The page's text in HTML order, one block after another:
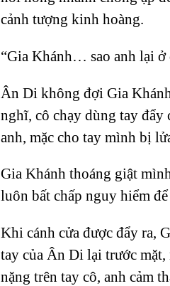
cảnh tượng kinh hoàng.
“Gia Khánh… sao anh lại ở
Ân Di không đợi Gia
nghĩ, cô chạy dùng tay đẩy
anh, mặc cho tay mình bị
Gia Khánh thoáng giật
luôn bất chấp nguy hiểm
Khi cánh cửa được đẩy ra,
tay của Ân Di lại trước
nặng trên tay cô, anh cảm